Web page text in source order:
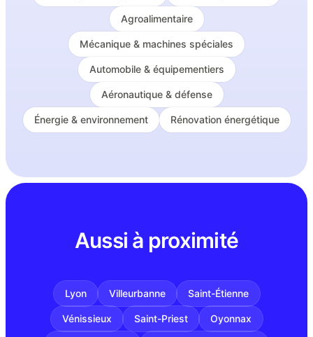
Agroalimentaire
Mécanique & machines spéciales
Automobile & équipementiers
Aéronautique & défense
Énergie & environnement Rénovation énergétique
Aussi à proximité
Lyon Villeurbanne Saint-Étienne
Vénissieux Saint-Priest Oyonnax